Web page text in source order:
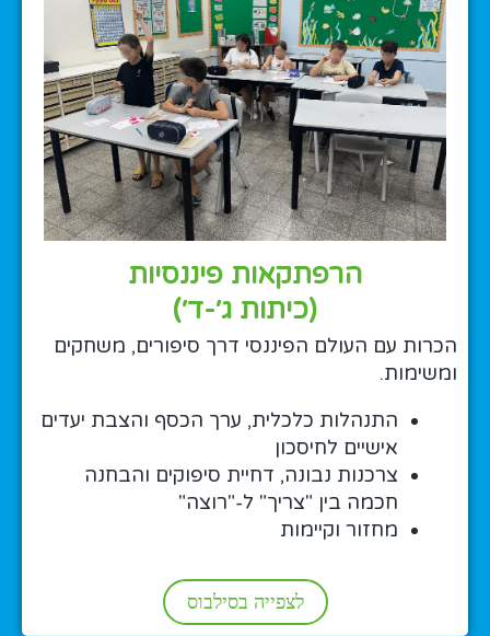
הרפתקאות פיננסיות
(כיתות ג׳-ד׳)
הכרות עם העולם הפיננסי דרך סיפורים, משחקים
ומשימות.
התנהלות כלכלית, ערך הכסף והצבת יעדים
אישיים לחיסכון
צרכנות נבונה, דחיית סיפוקים והבחנה
חכמה בין "צריך" ל-"רוצה"
מחזור וקיימות
לצפייה בסילבוס